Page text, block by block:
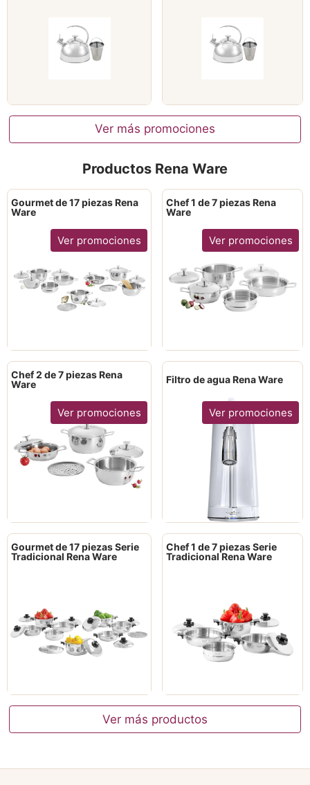
Ver más promociones
Productos Rena Ware
Gourmet de 17 piezas Rena
Ware
Ver promociones
Chef 1 de 7 piezas Rena
Ware
Ver promociones
Chef 2 de 7 piezas Rena
Ware
Ver promociones
Filtro de agua Rena Ware
Ver promociones
Gourmet de 17 piezas Serie
Tradicional Rena Ware
Chef 1 de 7 piezas Serie
Tradicional Rena Ware
Ver más productos